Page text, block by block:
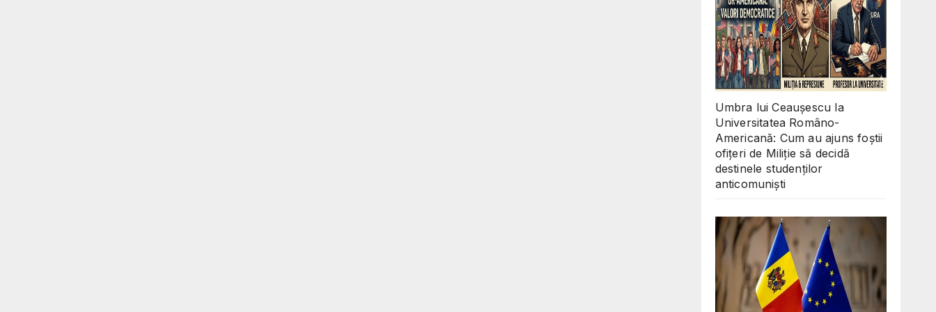
Umbra lui Ceaușescu la
Universitatea Româno-
Americană: Cum au ajuns foștii
ofițeri de Miliție să decidă
destinele studenților
anticomuniști